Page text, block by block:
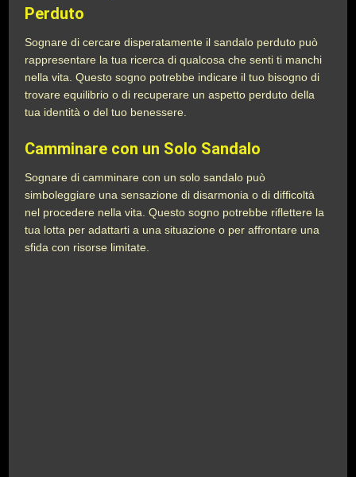
Perduto
Sognare di cercare disperatamente il sandalo perduto può
rappresentare la tua ricerca di qualcosa che senti ti manchi
nella vita. Questo sogno potrebbe indicare il tuo bisogno di
trovare equilibrio o di recuperare un aspetto perduto della
tua identità o del tuo benessere.
Camminare con un Solo Sandalo
Sognare di camminare con un solo sandalo può
simboleggiare una sensazione di disarmonia o di difficoltà
nel procedere nella vita. Questo sogno potrebbe riflettere la
tua lotta per adattarti a una situazione o per affrontare una
sfida con risorse limitate.